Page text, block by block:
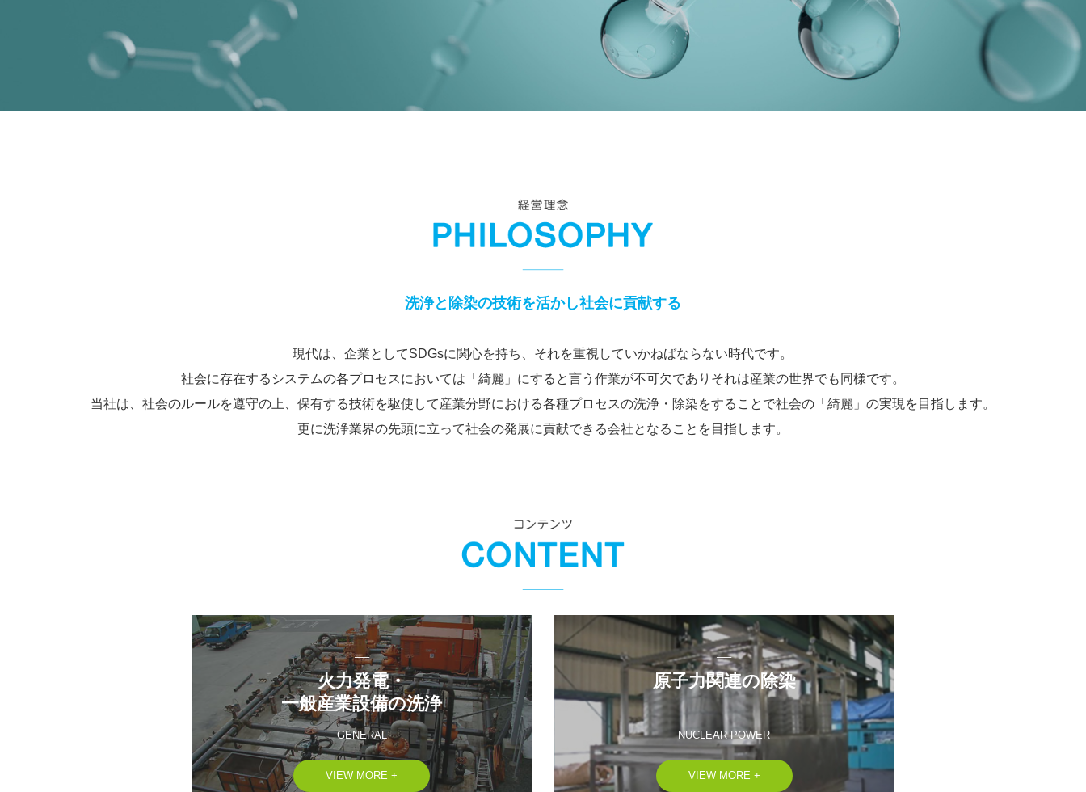
洗浄と除染の技術を活かし社会に貢献する
現代は、企業としてSDGsに関心を持ち、それを重視していかねばならない時代です。
社会に存在するシステムの各プロセスにおいては「綺麗」にすると言う作業が不可欠でありそれは産業の世界でも同様です。
当社は、社会のルールを遵守の上、保有する技術を駆使して産業分野における各種プロセスの洗浄・除染をすることで社会の「綺麗」の実現を目指します。
更に洗浄業界の先頭に立って社会の発展に貢献できる会社となることを目指します。
──
火力発電・
一般産業設備の洗浄
GENERAL
VIEW MORE +
──
原子力関連の除染
NUCLEAR POWER
VIEW MORE +